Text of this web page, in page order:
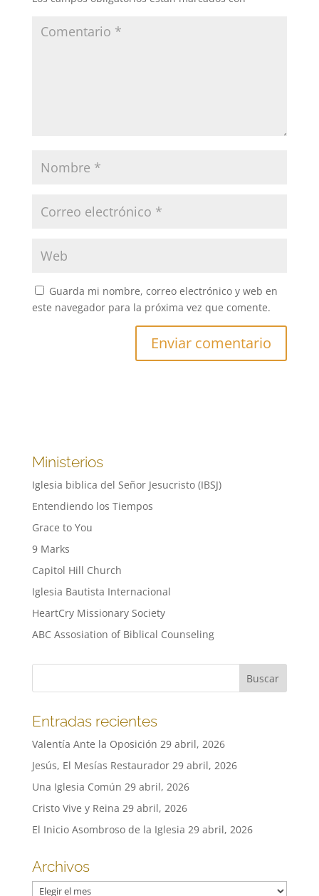
Guarda mi nombre, correo electrónico y web en
este navegador para la próxima vez que comente.
Ministerios
Iglesia biblica del Señor Jesucristo (IBSJ)
Entendiendo los Tiempos
Grace to You
9 Marks
Capitol Hill Church
Iglesia Bautista Internacional
HeartCry Missionary Society
ABC Assosiation of Biblical Counseling
Entradas recientes
Valentía Ante la Oposición 29 abril, 2026
Jesús, El Mesías Restaurador 29 abril, 2026
Una Iglesia Común 29 abril, 2026
Cristo Vive y Reina 29 abril, 2026
El Inicio Asombroso de la Iglesia 29 abril, 2026
Archivos
Archivos